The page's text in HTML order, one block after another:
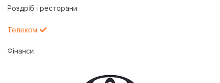
Роздріб і ресторани
Телеком
Фінанси